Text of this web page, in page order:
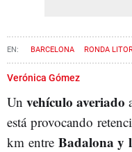
BARCELONA RONDA
Verónica Gómez
Un vehículo averiado
está provocando
km entre Badalona y